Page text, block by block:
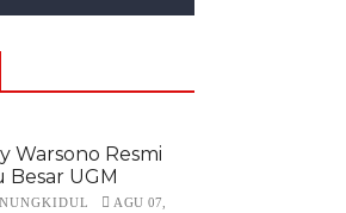
Warsono Resmi
Besar UGM
AGU 07,